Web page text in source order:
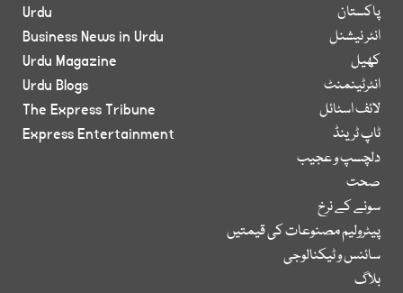
پاکستان
انٹر نیشنل
کھیل
انٹرٹینمنٹ
لائف اسٹائل
ٹاپ ٹرینڈ
دلچسپ و عجیب
صحت
سونے کے نرخ
پیٹرولیم مصنوعات کی قیمتیں
سائنس و ٹیکنالوجی
بلاگ
Urdu
Business News in Urdu
Urdu Magazine
Urdu Blogs
The Express Tribune
Express Entertainment